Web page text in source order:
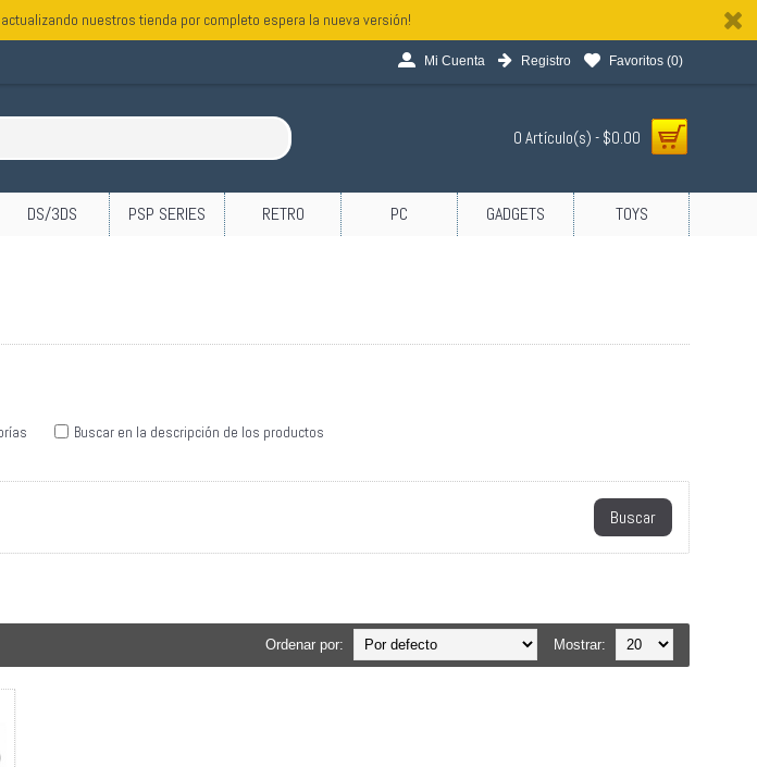
nuestros tienda por completo espera la nueva versión!
Mi Cuenta Registro Favoritos (0)
0 Artículo(s) - $0.00
DS/3DS PSP SERIES RETRO PC GADGETS TOYS
Buscar en la descripción de los productos
Mostrar:
Ordenar por: